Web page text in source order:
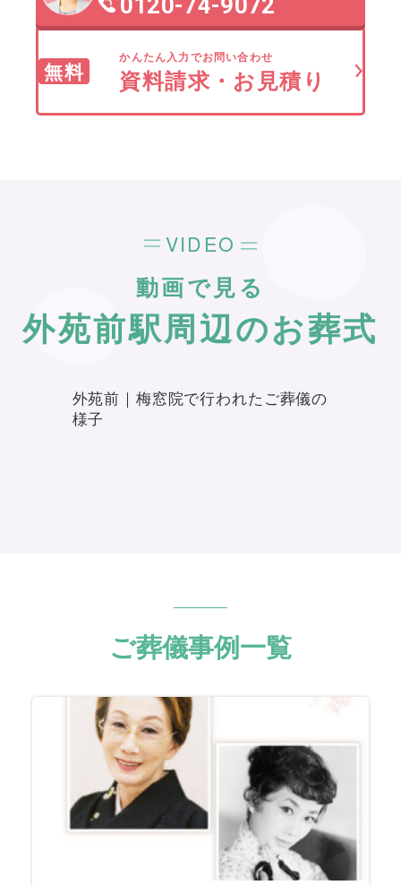
無料
かんたん入力でお問い合わせ
資料請求・お見積り
VIDEO
動画で見る
外苑前駅周辺のお葬式
外苑前｜梅窓院で行われたご葬儀の
様子
ご葬儀事例一覧